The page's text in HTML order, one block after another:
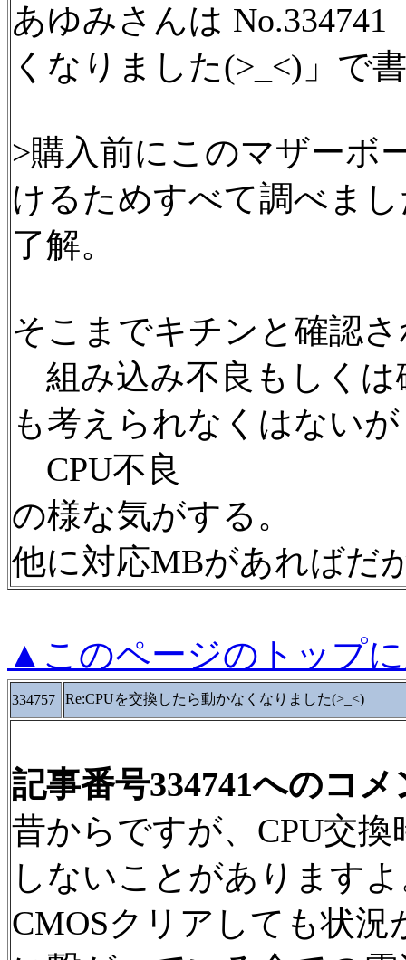
あゆみさんは
くなりました(>_<)」で
>購入前にこのマザーボ
けるためすべて調べま
了解。
そこまでキチンと確認
組み込み不良もしくは
も考えられなくはないが
CPU不良
の様な気がする。
他に対応MBがあればだ
▲このページのトップ
334757 Re:CPUを交換したら動かなくなりました(>_<)
記事番号334741へのコメ
昔からですが、CPU交
しないことがあります
CMOSクリアしても状